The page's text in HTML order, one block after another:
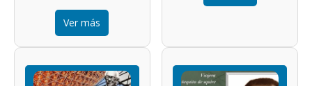
Ver más